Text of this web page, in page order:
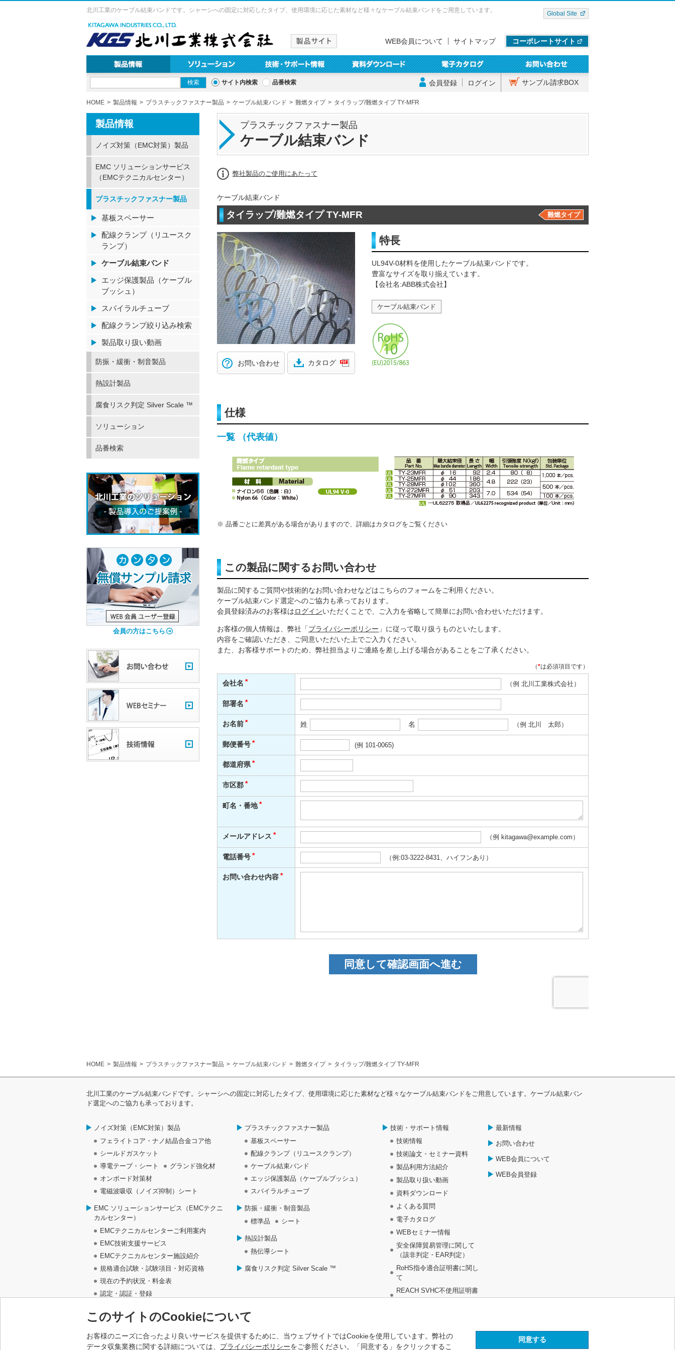
北川工業のケーブル結束バンドです。シャーシへの固定に対応したタイプ、使用環境に応じた素材など様々なケーブル結束バンドをご用意しています。
WEB会員について サイトマップ コーポレートサイト
Global Site
サイト内検索 品番検索 会員登録 ログイン サンプル請求BOX
HOME 製品情報 プラスチックファスナー製品 ケーブル結束バンド 難燃タイプ タイラップ/難燃タイプ TY-MFR
プラスチックファスナー製品
ケーブル結束バンド
弊社製品のご使用にあたって
ケーブル結束バンド
タイラップ/難燃タイプ TY-MFR 難燃タイプ
特長
UL94V-0材料を使用したケーブル結束バンドです。
豊富なサイズを取り揃えています。
【会社名:ABB株式会社】
ケーブル結束バンド
お問い合わせ カタログ
仕様
一覧 （代表値）
品番ごとに差異がある場合がありますので、詳細はカタログをご覧ください
この製品に関するお問い合わせ
製品に関するご質問や技術的なお問い合わせなどはこちらのフォームをご利用ください。
ケーブル結束バンド選定へのご協力も承っております。
会員登録済みのお客様はログインいただくことで、ご入力を省略して簡単にお問い合わせいただけます。
お客様の個人情報は、弊社「プライバシーポリシー 」に従って取り扱うものといたします。
内容をご確認いただき、ご同意いただいた上でご入力ください。
また、お客様サポートのため、弊社担当よりご連絡を差し上げる場合があることをご了承ください。
製品情報
ノイズ対策（EMC対策）製品
EMC ソリューションサービス
（EMCテクニカルセンター）
プラスチックファスナー製品
基板スペーサー
配線クランプ（リユースク
ランプ）
ケーブル結束バンド
エッジ保護製品（ケーブル
ブッシュ）
スパイラルチューブ
配線クランプ絞り込み検索
製品取り扱い動画
防振・緩衝・制音製品
熱設計製品
腐食リスク判定 Silver Scale ™
ソリューション
品番検索
会員の方はこちら
HOME 製品情報 プラスチックファスナー製品 ケーブル結束バンド 難燃タイプ タイラップ/難燃タイプ TY-MFR
北川工業のケーブル結束バンドです。シャーシへの固定に対応したタイプ、使用環境に応じた素材など様々なケーブル結束バンドをご用意しています。ケーブル結束バン
ド選定へのご協力も承っております。
ノイズ対策（EMC対策）製品
フェライトコア・ナノ結晶合金コア他
シールドガスケット
導電テープ・シート
グランド強化材
オンボード対策材
電磁波吸収（ノイズ抑制）シート
EMC ソリューションサービス（EMCテクニ
カルセンター）
EMCテクニカルセンターご利用案内
EMC技術支援サービス
EMCテクニカルセンター施設紹介
規格適合試験・試験項目・対応資格
現在の予約状況・料金表
認定・認証・登録
い合わせ
プラスチックファスナー製品
基板スペーサー
配線クランプ（リユースクランプ）
ケーブル結束バンド
エッジ保護製品（ケーブルブッシュ）
スパイラルチューブ
防振・緩衝・制音製品
標準品
シート
熱設計製品
熱伝導シート
腐食リスク判定 Silver Scale ™
技術・サポート情報
技術情報
技術論文・セミナー資料
製品利用方法紹介
製品取り扱い動画
資料ダウンロード
よくある質問
電子カタログ
WEBセミナー情報
安全保障貿易管理に関して
（該非判定・EAR判定）
RoHS指令適合証明書に関し
て
REACH SVHC不使用証明書
について
最新情報
お問い合わせ
WEB会員について
WEB会員登録
このサイトのCookieについて
お客様のニーズに合ったより良いサービスを提供するために、当ウェブサイトではCookieを使用しています。弊社の
データ収集業務に関する詳細については、 プライバシーポリシーをご参照ください。「同意する」をクリックするこ